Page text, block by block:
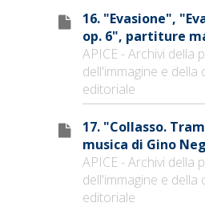
16. "Evasione",
op. 6", partiture
APICE - Archivi della
dell'immagine e della
editoriale
17. "Collasso.
musica di Gino
APICE - Archivi della
dell'immagine e della
editoriale